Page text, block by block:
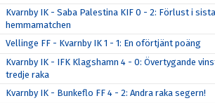
Kvarnby IK - Saba Palestina KIF 0 - 2: Förlust i sista
hemmamatchen
Vellinge FF - Kvarnby IK 1 - 1: En oförtjänt poäng
Kvarnby IK - IFK Klagshamn 4 - 0: Övertygande
tredje raka
Kvarnby IK - Bunkeflo FF 4 - 2: Andra raka segern!